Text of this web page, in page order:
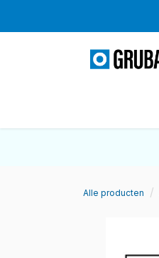
Alle producten